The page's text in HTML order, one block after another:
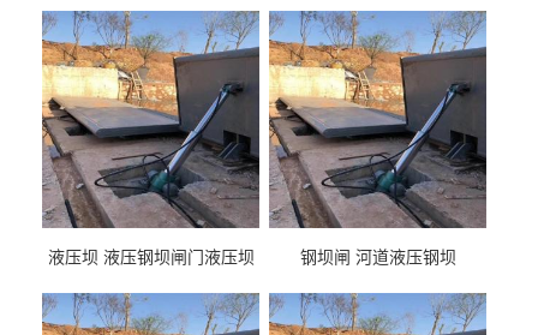
液压坝 液压钢坝闸门液压坝
钢坝闸 河道液压钢坝